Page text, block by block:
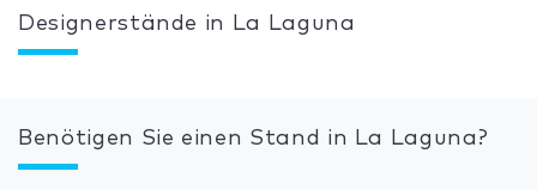
Designerstände in La Laguna
Benötigen Sie einen Stand in La Laguna?